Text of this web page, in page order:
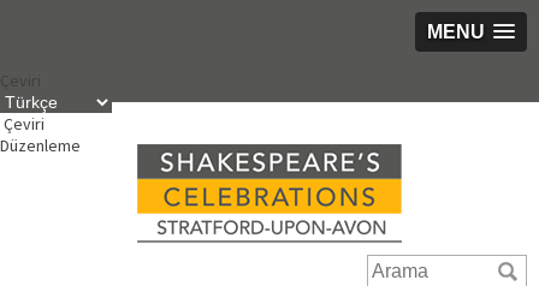
MENU
geç
Çeviri
Düzenleme